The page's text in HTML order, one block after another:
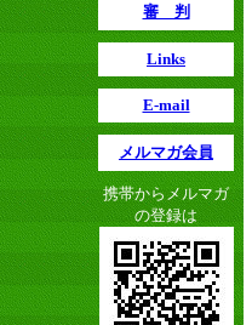
審 判
Links
E-mail
メルマガ会員
携帯からメルマガ
の登録は